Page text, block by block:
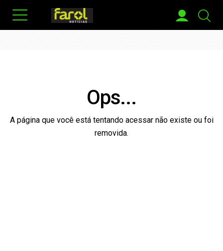
Ops...
A página que você está tentando acessar não existe ou foi
removida.